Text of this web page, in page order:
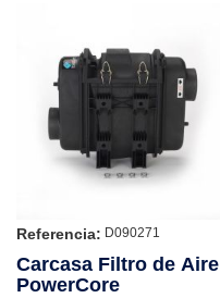
Referencia: D090271
Carcasa Filtro de Aire
PowerCore